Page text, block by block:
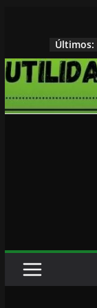
conteúdo
Últimos: